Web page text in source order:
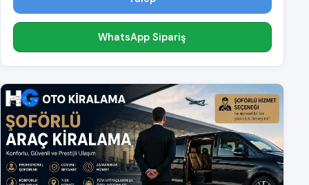
WhatsApp Sipariş